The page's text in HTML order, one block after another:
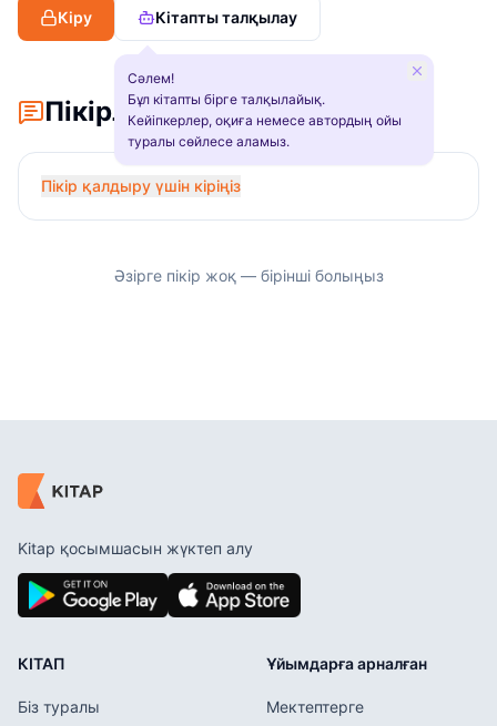
Кіру Кітапты талқылау
Сәлем!
Бұл кітапты бірге талқылайық.
Кейіпкерлер, оқиға немесе автордың ойы
туралы сөйлесе аламыз.
Пікірлер
Пікір қалдыру үшін кіріңіз
Әзірге пікір жоқ — бірінші болыңыз
Kitap қосымшасын жүктеп алу
КІТАП
Біз туралы
Ұйымдарға арналған
Мектептерге